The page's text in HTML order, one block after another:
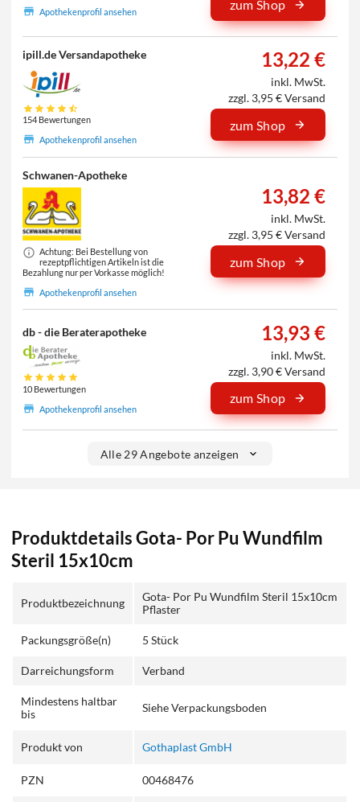
Apothekenprofil ansehen zum Shop
ipill.de Versandapotheke
154 Bewertungen
Apothekenprofil ansehen
13,22 €
inkl. MwSt.
zzgl. 3,95 € Versand
zum Shop
Schwanen-Apotheke
Achtung: Bei Bestellung von
rezeptpflichtigen Artikeln ist die
Bezahlung nur per Vorkasse möglich!
Apothekenprofil ansehen
13,82 €
inkl. MwSt.
zzgl. 3,95 € Versand
zum Shop
db - die Beraterapotheke
10 Bewertungen
Apothekenprofil ansehen
13,93 €
inkl. MwSt.
zzgl. 3,90 € Versand
zum Shop
Alle 29 Angebote anzeigen
Produktdetails Gota- Por Pu Wundfilm
Steril 15x10cm
Produktbezeichnung
Gota- Por Pu Wundfilm Steril 15x10cm
Pflaster
Packungsgröße(n) 5 Stück
Darreichungsform Verband
Mindestens haltbar
bis
Siehe Verpackungsboden
Produkt von Gothaplast GmbH
PZN 00468476